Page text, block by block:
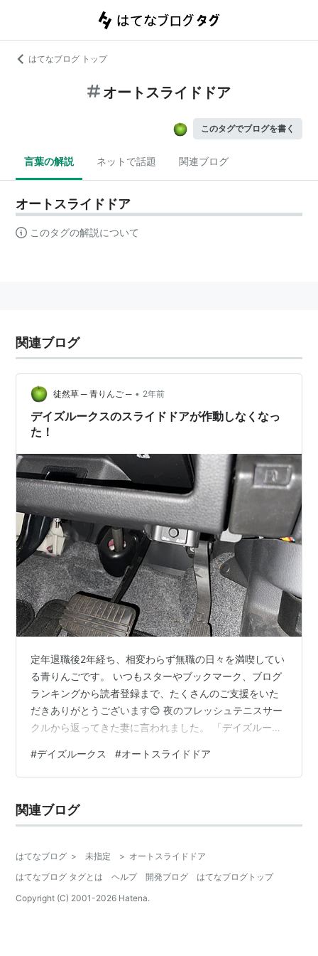
はてなブログ トップ
オートスライドドア
このタグでブログを書く
言葉の解説 ネットで話題 関連ブログ
オートスライドドア
このタグの解説について
関連ブログ
徒然草 ─ 青りんご ─ • 2年前
デイズルークスのスライドドアが作動しなくなっ
た！
定年退職後2年経ち、相変わらず無職の日々を満喫してい
る青りんごです。 いつもスターやブックマーク、ブログ
ランキングから読者登録まで、たくさんのご支援をいた
だきありがとうございます😊 夜のフレッシュテニスサー
クルから返ってきた妻に言われました。 「デイズルーク
た？」 特に何かした記憶はなかったですけれど、ネット
で調べてみましたら、こんな情報が‥‥。
と、確かにメインスイッチがOFFになっていました。 こ
れ、ETCカードを入れるときに触れてしまったんでしょ
#デイズルークス #オートスライドドア
関連ブログ
はてなブログ > 未指定 > オートスライドドア
はてなブログ タグとは
ヘルプ 開発ブログ
はてなブログトップ
Copyright (C) 2001-2026 Hatena.